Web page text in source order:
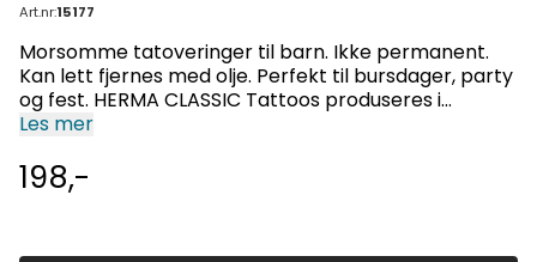
Art.nr:15177
Morsomme tatoveringer til barn. Ikke permanent.
Kan lett fjernes med olje. Perfekt til bursdager, party
og fest. HERMA CLASSIC Tattoos produseres i
Tyskland og følger Europeisk lovgivning for
Les mer
198,-